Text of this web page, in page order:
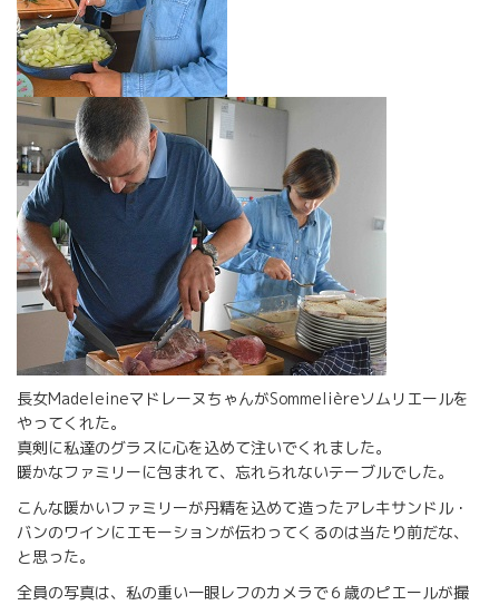
長女MadeleineマドレーヌちゃんがSommelièreソムリエールを
やってくれた。
真剣に私達のグラスに心を込めて注いでくれました。
暖かなファミリーに包まれて、忘れられないテーブルでした。
こんな暖かいファミリーが丹精を込めて造ったアレキサンドル・
バンのワインにエモーションが伝わってくるのは当たり前だな、
と思った。
全員の写真は、私の重い一眼レフのカメラで６歳のピエールが撮